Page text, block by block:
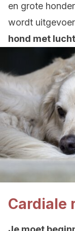
en grote
wordt
hond met
Cardiale